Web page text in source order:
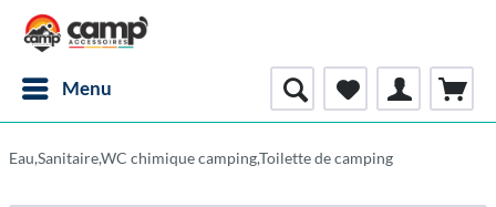
Menu
Eau,Sanitaire,WC chimique camping,Toilette de camping